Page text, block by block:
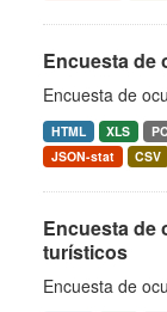
Encuesta de
Encuesta de
HTML XLS
JSON-stat
CSV
Encuesta de
turísticos
Encuesta de